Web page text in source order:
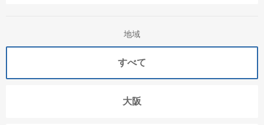
地域
すべて
大阪